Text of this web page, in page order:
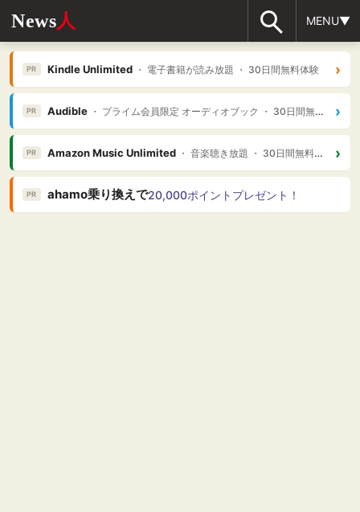
News人 MENU▼
PR Kindle Unlimited・ 電子書籍が読み放題 ・ 30日間無料体験 ›
PR Audible・ プライム会員限定 オーディオブック ・ 30日間無料体験 ›
PR Amazon Music Unlimited・ 音楽聴き放題 ・ 30日間無料体験 ›
PR ahamo乗り換えで20,000ポイントプレゼント！